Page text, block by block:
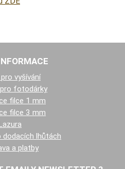
vyšívání
fotodárky
filce 1 mm
filce 3 mm
lhůtách
a platby